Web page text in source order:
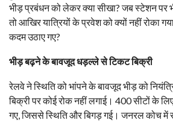
भीड़ प्रबंधन को लेकर क्या सीखा? जब स्टेशन पर
तो आखिर यात्रियों के प्रवेश को क्यों नहीं रोका
कदम उठाए गए?
भीड़ बढ़ने के बावजूद धड़ल्ले से टिकट बिक्री
रेलवे ने स्थिति को भांपने के बावजूद भीड़ को
बिक्री पर कोई रोक नहीं लगाई। 400 सीटों के
गए, जिससे स्थिति और बिगड़ गई। जनरल कोच में